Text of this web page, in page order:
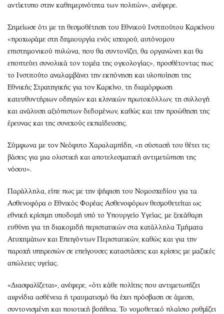
αντίκτυπο στην καθημερινότητα των πολιτών», ανέφερε.
Σημείωσε ότι με τη θεσμοθέτηση του Εθνικού Ινστιτούτου Καρκίνου
«προχωράμε στη δημιουργία ενός ισχυρού, αυτόνομου
επιστημονικού πυλώνα, που θα συντονίζει, θα οργανώνει και θα
εποπτεύει συνολικά τον τομέα της ογκολογίας», προσθέτοντας πως
το Ινστιτούτο αναλαμβάνει την εκπόνηση και υλοποίηση της
Εθνικής Στρατηγικής για τον Καρκίνο, τη διαμόρφωση
κατευθυντήριων οδηγιών και κλινικών πρωτοκόλλων, τη συλλογή
και ανάλυση αξιόπιστων δεδομένων, καθώς και την προώθηση της
έρευνας και της συνεχούς εκπαίδευσης.
Σύμφωνα με τον Νεόφυτο Χαραλαμπίδη, «η σύστασή του θέτει τις
βάσεις για μια ολιστική και αποτελεσματική αντιμετώπιση της
νόσου».
Παράλληλα, είπε πως με την ψήφιση του Νομοσχεδίου για τα
Ασθενοφόρα ο Εθνικός Φορέας Ασθενοφόρων θεσμοθετείται ως
εθνική κρίσιμη υποδομή υπό το Υπουργείο Υγείας, με ξεκάθαρη
ευθύνη για τη διακομιδή περιστατικών στα κατάλληλα Τμήματα
Ατυχημάτων και Επειγόντων Περιστατικών, καθώς και για την
παροχή υπηρεσιών σε επείγουσες καταστάσεις και κρίσεις με μαζικές
απώλειες υγείας.
«Διασφαλίζεται», ανέφερε, «ότι κάθε πολίτης που αντιμετωπίζει
αιφνίδια ασθένεια ή τραυματισμό θα έχει πρόσβαση σε άμεση,
συντονισμένη και ποιοτική βοήθεια. Το νομοθετικό πλαίσιο ρυθμίζει